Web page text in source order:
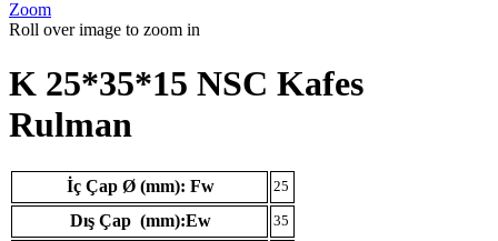
Zoom
Roll over image to zoom in
K 25*35*15 NSC Kafes
Rulman
İç Çap Ø (mm): Fw 25
Dış Çap (mm):Ew 35